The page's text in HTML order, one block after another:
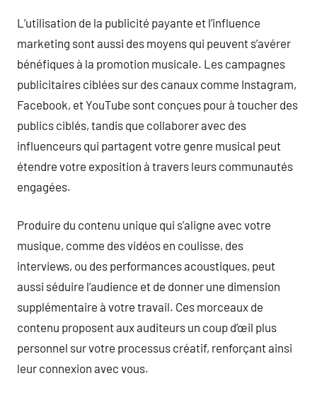
L’utilisation de la publicité payante et l’influence
marketing sont aussi des moyens qui peuvent s’avérer
bénéfiques à la promotion musicale. Les campagnes
publicitaires ciblées sur des canaux comme Instagram,
Facebook, et YouTube sont conçues pour à toucher des
publics ciblés, tandis que collaborer avec des
influenceurs qui partagent votre genre musical peut
étendre votre exposition à travers leurs communautés
engagées.
Produire du contenu unique qui s’aligne avec votre
musique, comme des vidéos en coulisse, des
interviews, ou des performances acoustiques, peut
aussi séduire l’audience et de donner une dimension
supplémentaire à votre travail. Ces morceaux de
contenu proposent aux auditeurs un coup d’œil plus
personnel sur votre processus créatif, renforçant ainsi
leur connexion avec vous.